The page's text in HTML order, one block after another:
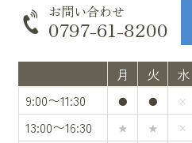
お問い合わせ
0797-61-8200
月 火 水
9:00〜11:30
● ● ×
13:00〜16:30 ★ ★ ×